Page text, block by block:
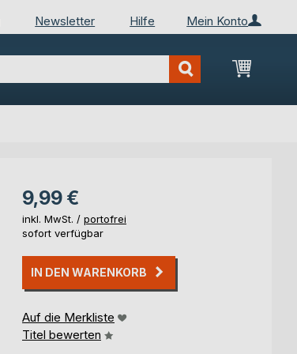
Mein Konto
Newsletter Hilfe
Mein
9,99 €
inkl. MwSt. / portofrei
sofort verfügbar
IN DEN WARENKORB
Auf die Merkliste
Titel bewerten